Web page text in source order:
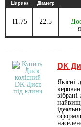
Ширина Діаметр
11.75 22.5
DK
Якісні